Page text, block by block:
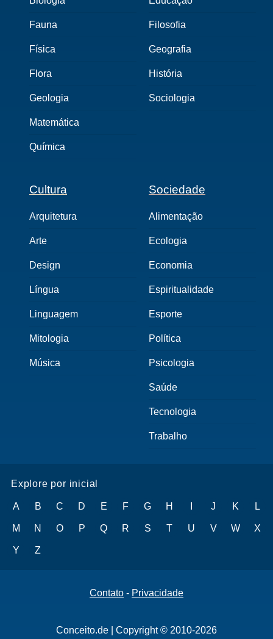
Fauna
Física
Flora
Geologia
Matemática
Química
Filosofia
Geografia
História
Sociologia
Cultura
Arquitetura
Arte
Design
Língua
Linguagem
Mitologia
Música
Sociedade
Alimentação
Ecologia
Economia
Espiritualidade
Esporte
Política
Psicologia
Saúde
Tecnologia
Trabalho
Explore por inicial
A B C D E F G H J K L
M N O P Q R S T U V W X
Y Z
Contato - Privacidade
Conceito.de | Copyright © 2010-2026